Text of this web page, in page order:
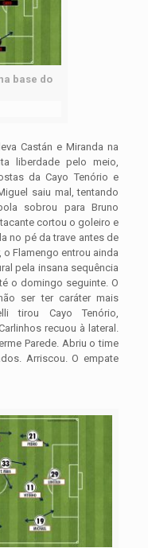
base do
Castán e Miranda na
liberdade pelo meio,
da Cayo Tenório e
saiu mal, tentando
sobrou para Bruno
cortou o goleiro e
no pé da trave antes de
o Flamengo entrou ainda
pela insana sequência
o domingo seguinte. O
ser ter caráter mais
tirou Cayo Tenório,
recuou à lateral.
Parede. Abriu o time
Arriscou. O empate